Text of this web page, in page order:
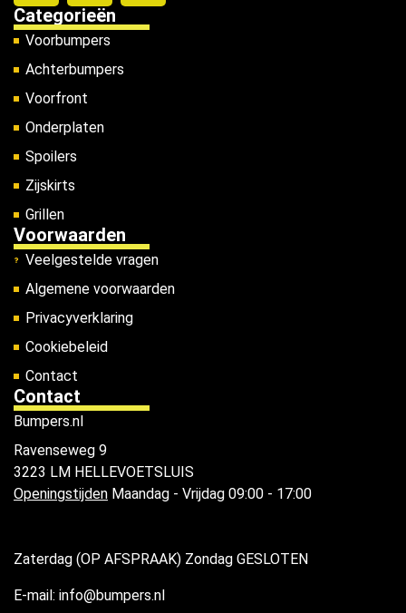
Categorieën
Voorbumpers
Achterbumpers
Voorfront
Onderplaten
Spoilers
Zijskirts
Grillen
Voorwaarden
Veelgestelde vragen
Algemene voorwaarden
Privacyverklaring
Cookiebeleid
Contact
Contact
Bumpers.nl
Ravenseweg 9
3223 LM HELLEVOETSLUIS
Openingstijden Maandag - Vrijdag 09:00 - 17:00
Zaterdag (OP AFSPRAAK) Zondag GESLOTEN
E-mail: info@bumpers.nl